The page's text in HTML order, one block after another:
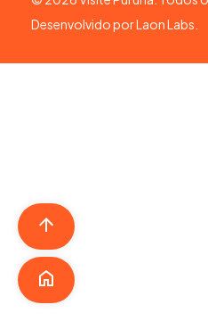
Desenvolvido porLaon Labs